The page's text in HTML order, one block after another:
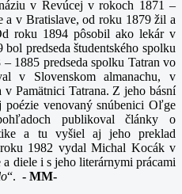
v Revúcej v rokoch 1871 –
a v Bratislave, od roku 1879 žil a
roku 1894 pôsobil ako lekár v
predseda študentského spolku
1885 predseda spolku Tatran vo
v Slovenskom almanachu, v
v Pamätnici Tatrana. Z jeho básní
venovaný snúbenici Oľge
publikoval články o
a tu vyšiel aj jeho preklad
1982 vydal Michal Kocák v
diele i s jeho literárnymi prácami
“. - MM-